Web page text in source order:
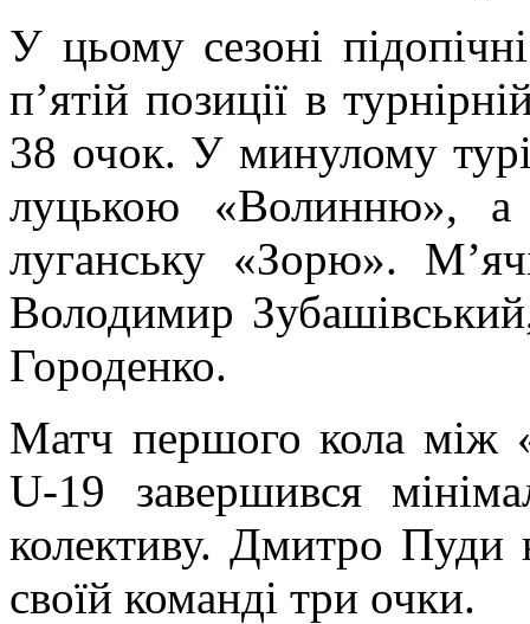
У цьому сезоні
п’ятій позиції в
38 очок. У минулому
луцькою «Волинню», а
луганську «Зорю».
Володимир
Городенко.
Матч першого кола між
U-19 завершився
колективу. Дмитро Пуди
своїй команді три очки.